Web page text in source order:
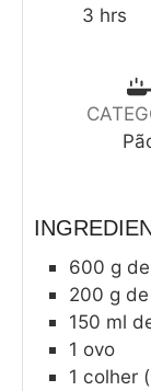
3 hrs
600 g
200 g
150 ml
1 ovo
1 colher